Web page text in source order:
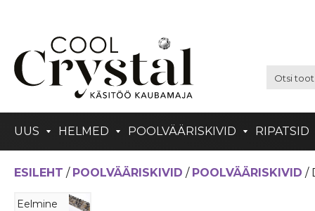
UUS HELMED POOLVÄÄRISKIVID RIPATSID
ESILEHT / POOLVÄÄRISKIVID / POOLVÄÄRISKIVID /
Eelmine